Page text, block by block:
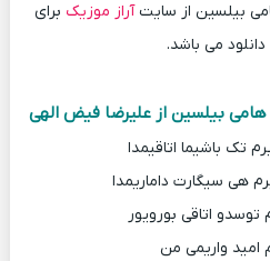
بیلسین از سایتآراز موزیک برای
دانلود می باشد.
هامی بیلسین از علیرضا فیض الهی
تک باشیما اتاقیمدا
هی سیگارت داماریمدا
توسدو اتاقی بورویور
امید واریمی من